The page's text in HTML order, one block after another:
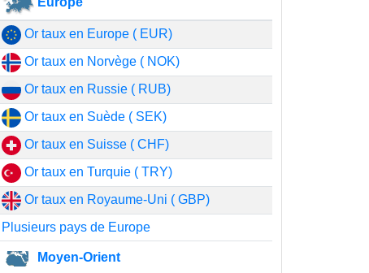
Or taux en Europe ( EUR)
Or taux en Norvège ( NOK)
Or taux en Russie ( RUB)
Or taux en Suède ( SEK)
Or taux en Suisse ( CHF)
Or taux en Turquie ( TRY)
Or taux en Royaume-Uni ( GBP)
Plusieurs pays de Europe
Moyen-Orient